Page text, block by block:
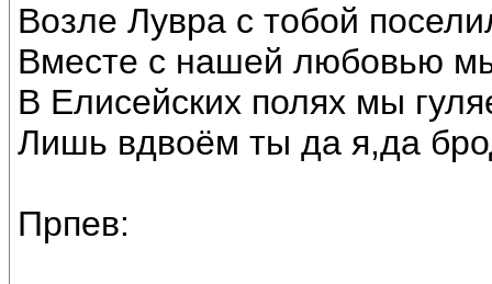
Возле Лувра с тобой
Вместе с нашей любовью
В Елисейских полях мы
Лишь вдвоём ты да я,да
Прпев: